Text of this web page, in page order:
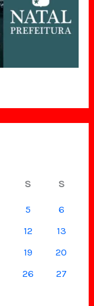
S S
5
6
12
13
19
20
26
27